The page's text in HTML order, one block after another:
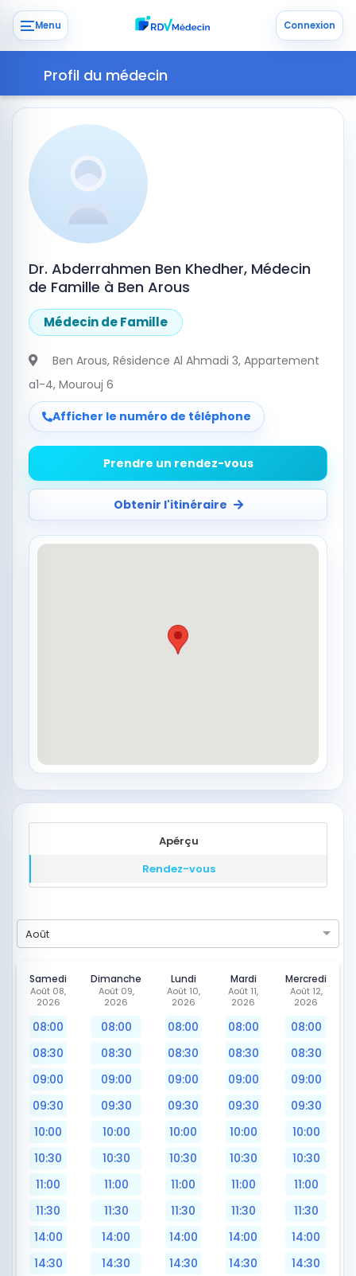
Menu Connexion
Profil du médecin
Dr. Abderrahmen Ben Khedher, Médecin
de Famille à Ben Arous
Médecin de Famille
Ben Arous, Résidence Al Ahmadi 3, Appartement
a1-4, Mourouj 6
Afficher le numéro de téléphone
Prendre un rendez-vous
Obtenir l'itinéraire
Apérçu
Rendez-vous
Août
Samedi
Août 08,
2026
08:00
08:30
09:00
09:30
10:00
10:30
11:00
11:30
14:00
14:30
Dimanche
Août 09,
2026
08:00
08:30
09:00
09:30
10:00
10:30
11:00
11:30
14:00
14:30
Lundi
Août 10,
2026
08:00
08:30
09:00
09:30
10:00
10:30
11:00
11:30
14:00
14:30
Mardi
Août 11,
2026
08:00
08:30
09:00
09:30
10:00
10:30
11:00
11:30
14:00
14:30
Mercredi
Août 12,
2026
08:00
08:30
09:00
09:30
10:00
10:30
11:00
11:30
14:00
14:30